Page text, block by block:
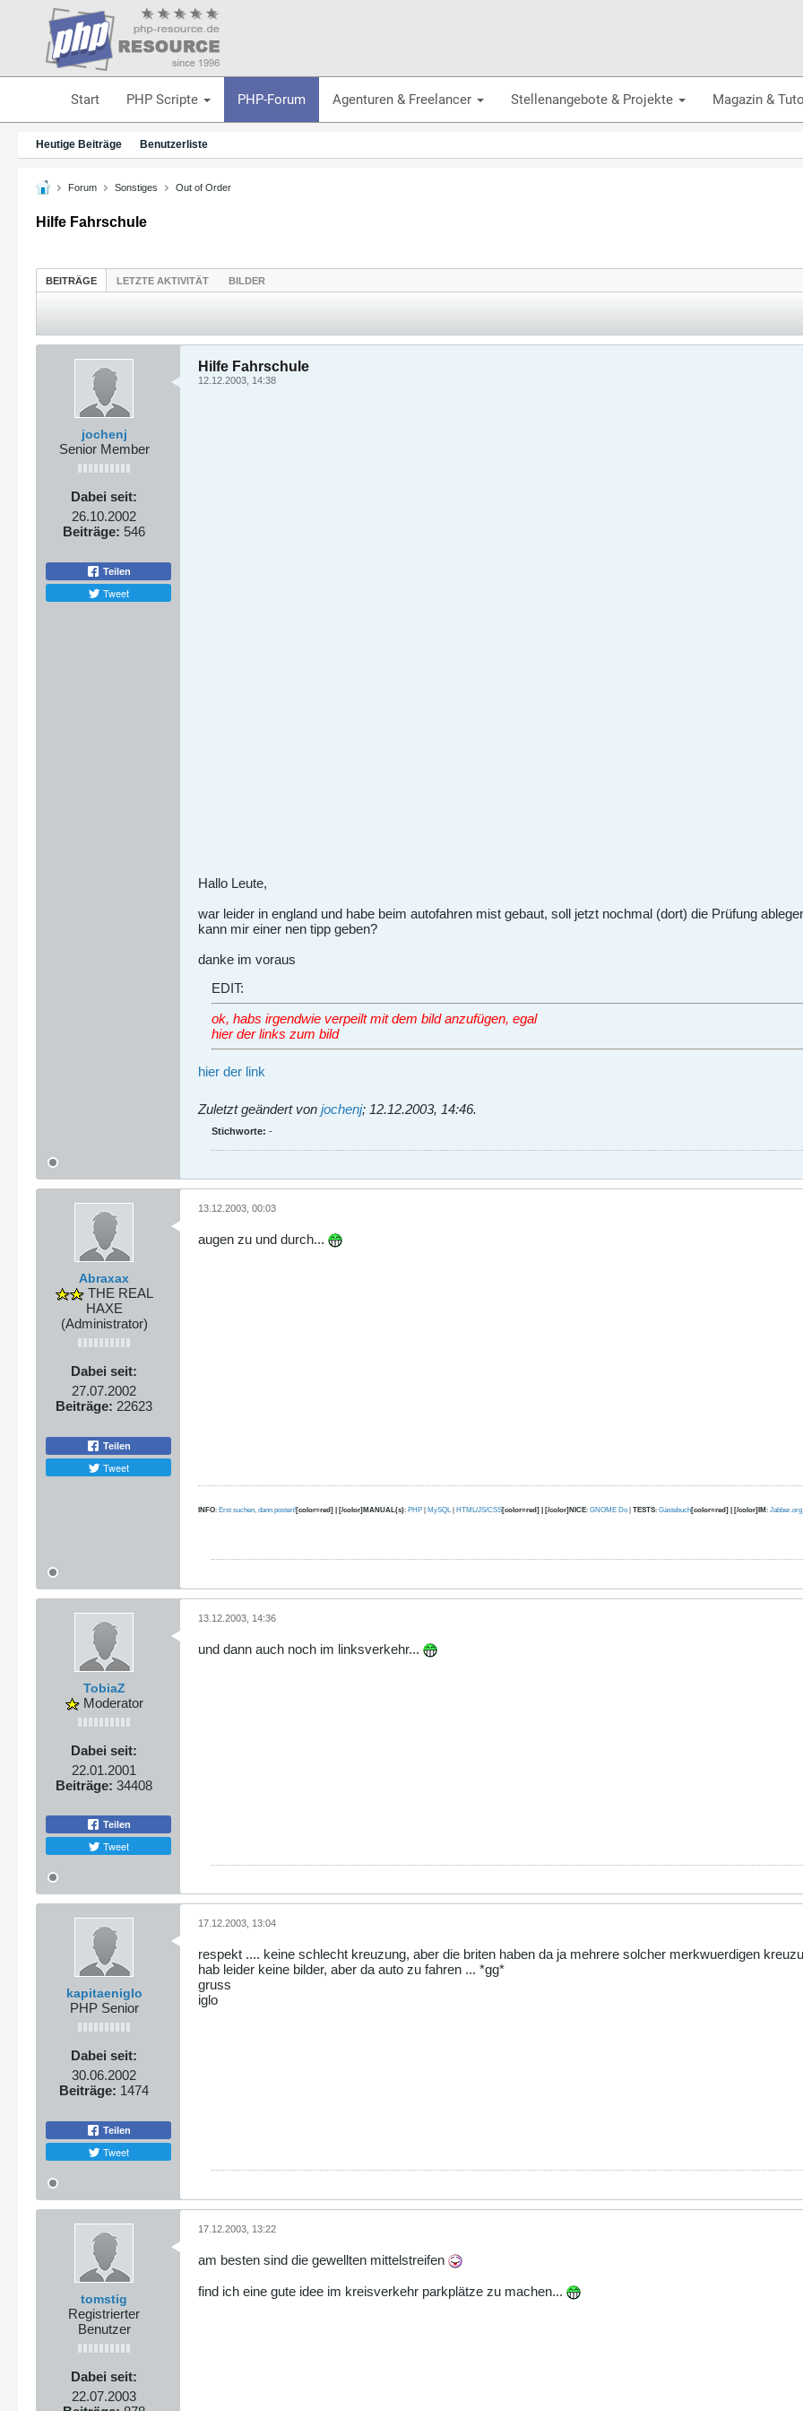
Start PHP Scripte PHP-Forum Agenturen & Freelancer Stellenangebote & Projekte Magazin &
Heutige Beiträge Benutzerliste
Forum Sonstiges Out of Order
Hilfe Fahrschule
BEITRÄGE LETZTE AKTIVITÄT BILDER
jochenj
Senior Member
Dabei seit:
26.10.2002
Beiträge: 546
Teilen
Tweet
Hilfe Fahrschule
12.12.2003, 14:38
Hallo Leute,
war leider in england und habe beim autofahren mist gebaut, soll jetzt nochmal (dort) die Prüfung
kann mir einer nen tipp geben?
danke im voraus
EDIT:
ok, habs irgendwie verpeilt mit dem bild anzufügen, egal
hier der links zum bild
hier der link
Zuletzt geändert von jochenj; 12.12.2003, 14:46.
Stichworte: -
Abraxax
THE REAL
HAXE
(Administrator)
Dabei seit:
27.07.2002
Beiträge: 22623
Teilen
Tweet
13.12.2003, 00:03
augen zu und durch...
INFO: Erst suchen, dann posten![color=red] | [/color]MANUAL(s): PHP MySQL| HTML/JS/CSS[color=red] | [/color]NICE: GNOME Do TESTS: Gästebuch[color=red] | [/color]IM : Jabber.org
TobiaZ
Moderator
Dabei seit:
22.01.2001
Beiträge: 34408
Teilen
Tweet
13.12.2003, 14:36
und dann auch noch im linksverkehr...
kapitaeniglo
PHP Senior
Dabei seit:
30.06.2002
Beiträge: 1474
Teilen
Tweet
17.12.2003, 13:04
respekt .... keine schlecht kreuzung, aber die briten haben da ja mehrere solcher merkwuerdigen
hab leider keine bilder, aber da auto zu fahren ... *gg*
gruss
iglo
tomstig
Registrierter
Benutzer
Dabei seit:
22.07.2003
17.12.2003, 13:22
am besten sind die gewellten mittelstreifen
find ich eine gute idee im kreisverkehr parkplätze zu machen...